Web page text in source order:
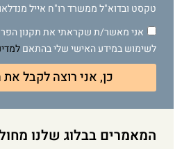
טקסט ובדוא"ל ממשרד רו"ח אייל
אני מאשר/ת שקראתי את תקנון
לשימוש במידע האישי שלי בהתאם
כן, אני רוצה לקבל
המאמרים בבלוג שלנו